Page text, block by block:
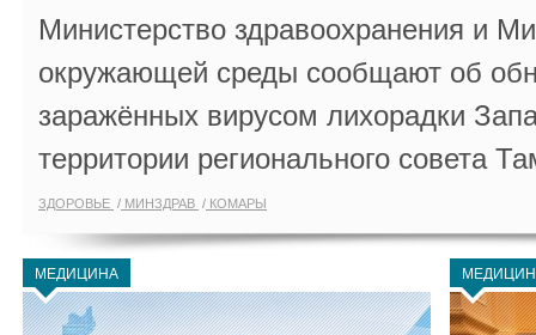
Министерство здравоохранения и
окружающей среды сообщают об
заражённых вирусом лихорадки
территории регионального совета
ЗДОРОВЬЕ МИНЗДРАВ КОМАРЫ
МЕДИЦИНА